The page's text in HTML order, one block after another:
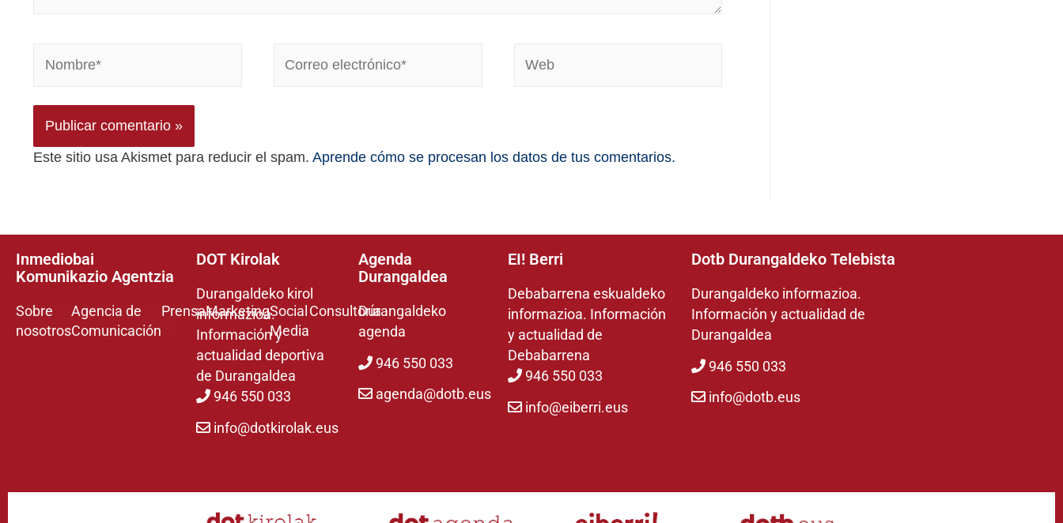
Este sitio usa Akismet para reducir el spam. Aprende cómo se procesan los datos de tus comentarios.
Inmediobai
Komunikazio Agentzia
Sobre
nosotros
Agencia de
Comunicación
PrensaMarketingSocial
Media
Consultoría
DOT Kirolak
Durangaldeko kirol
informazioa.
Información y
actualidad deportiva
de Durangaldea
946 550 033
info@dotkirolak.eus
Agenda
Durangaldea
Durangaldeko
agenda
946 550 033
agenda@dotb.eus
EI! Berri
Debabarrena eskualdeko
informazioa. Información
y actualidad de
Debabarrena
946 550 033
info@eiberri.eus
Dotb Durangaldeko Telebista
Durangaldeko informazioa.
Información y actualidad de
Durangaldea
946 550 033
info@dotb.eus